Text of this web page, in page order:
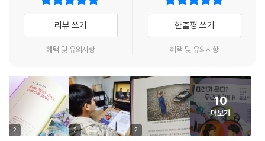
3장 에너지 전환에서는 지속 가능한 에너지 개발과 대책, 효율적 이용에
관해 들려준다. 에너지 고갈과 기후변화에 대처하기 위한 재생에너지 개발
과 정책, 우리나라의 에너지 대책과 함께 다양한 실천 노력들을 제시한다.
의 문제를 다룬다. 성장 중심의 경제 구조가 초래한 환경 파괴, 노동 착취,
불평등 구조를 살펴보며 나눔과 협력적 소비로 나아가는 공유 경제, 구독
경제라는 새로운 경제 패러다임을 제시한다. 우리 삶을 변화시키면 경제
패러다임이 바뀌고, 이는 결국 지구 환경을 지키고 우리 삶의 질을 높인다
는 메시지를 전한다.
리뷰 쓰기
혜택 및 유의사항
한줄평 쓰기
혜택 및 유의사항
2 2 2
10
더보기